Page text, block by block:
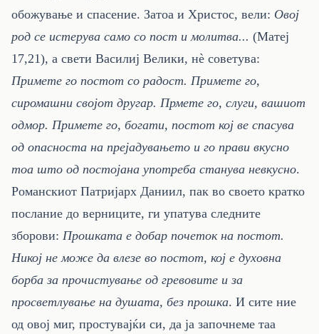
обожување и спасение. Затоа и Христос, вели: Овој
род се истерува само со пост и молитва... (Матеј
17,21), а свети Василиј Велики, нè советува:
Примете го постот со радост. Примете го,
сиромашни својот другар. Прмете го, слуги, вашиот
одмор. Примете го, богати, постот кој ве спасува
од опасноста на прејадувањето и го прави вкусно
тоа што од постојана употреба станува невкусно.
Романскиот Патријарх Даниил, пак во своето кратко
послание до верниците, ги упатува следните
зборови: Прошката е добар почеток на постот.
Никој не може да влезе во постот, кој е духовна
борба за прочистување од гревовите и за
просветлување на душата, без прошка. И сите ние
од овој миг, простувајќи си, да ја започнеме таа